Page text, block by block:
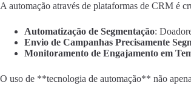
A automação através de plataformas de CRM é
Automatização de Segmentação:
Envio de Campanhas Precisamente
Monitoramento de Engajamento em
O uso de **tecnologia de automação** não